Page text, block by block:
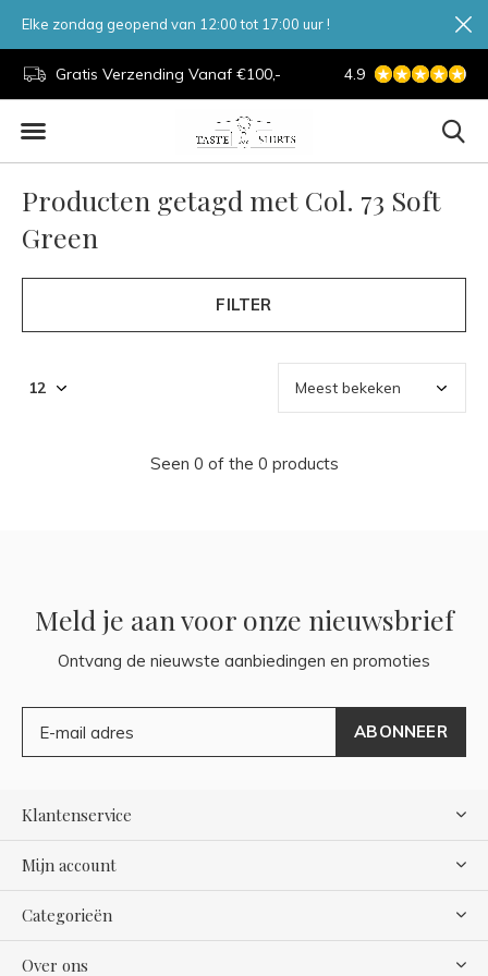
Gratis Verzending Vanaf €100,- 7 Dagen Per
4.9
Elke zondag geopend van 12:00 tot 17:00 uur !
Producten getagd met Col. 73 Soft
Green
FILTER
Seen 0 of the 0 products
Meld je aan voor onze nieuwsbrief
Ontvang de nieuwste aanbiedingen en promoties
ABONNEER
Klantenservice
Mijn account
Categorieën
Over ons